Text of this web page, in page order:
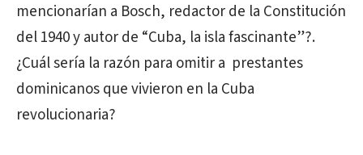
mencionarían a Bosch, redactor de la Constitución
del 1940 y autor de “Cuba, la isla fascinante”?.
¿Cuál sería la razón para omitir a prestantes
dominicanos que vivieron en la Cuba
revolucionaria?